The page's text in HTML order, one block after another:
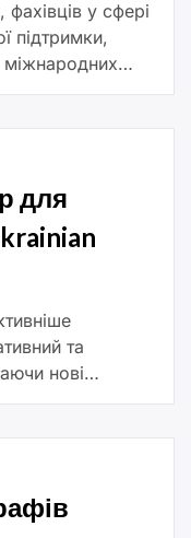
у сфері
підтримки,
міжнародних
у Львові
для
та
нові
контенту,
експерти